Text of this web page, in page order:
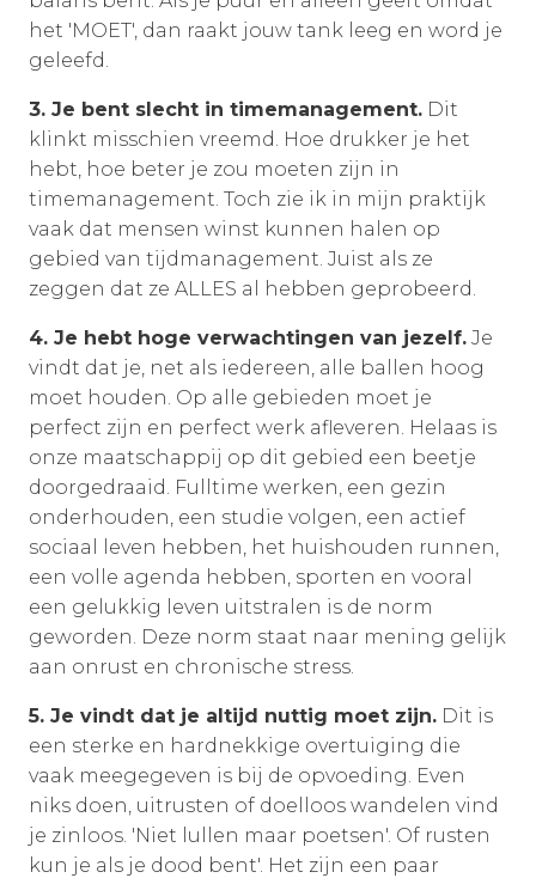
het 'MOET', dan raakt jouw tank leeg en word je
geleefd.
3. Je bent slecht in timemanagement. Dit
klinkt misschien vreemd. Hoe drukker je het
hebt, hoe beter je zou moeten zijn in
timemanagement. Toch zie ik in mijn praktijk
vaak dat mensen winst kunnen halen op
gebied van tijdmanagement. Juist als ze
zeggen dat ze ALLES al hebben geprobeerd.
4. Je hebt hoge verwachtingen van jezelf. Je
vindt dat je, net als iedereen, alle ballen hoog
moet houden. Op alle gebieden moet je
perfect zijn en perfect werk afleveren. Helaas is
onze maatschappij op dit gebied een beetje
doorgedraaid. Fulltime werken, een gezin
onderhouden, een studie volgen, een actief
sociaal leven hebben, het huishouden runnen,
een volle agenda hebben, sporten en vooral
een gelukkig leven uitstralen is de norm
geworden. Deze norm staat naar mening gelijk
aan onrust en chronische stress.
5. Je vindt dat je altijd nuttig moet zijn. Dit is
een sterke en hardnekkige overtuiging die
vaak meegegeven is bij de opvoeding. Even
niks doen, uitrusten of doelloos wandelen vind
je zinloos. 'Niet lullen maar poetsen'. Of rusten
kun je als je dood bent'. Het zijn een paar